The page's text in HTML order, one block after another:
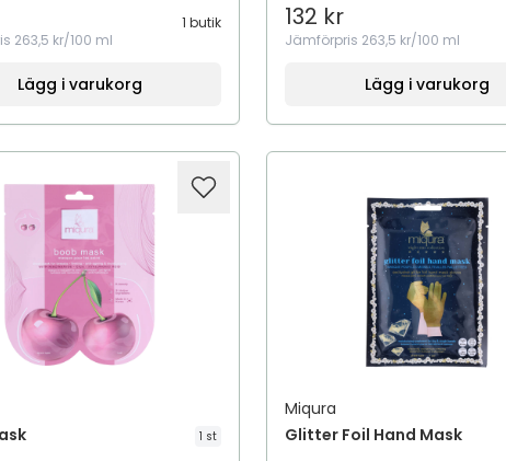
1 butik
263,5 kr/100 ml
Lägg i varukorg
132 kr
Jämförpris 263,5 kr/100 ml
Lägg i varukorg
1 st
Miqura
Glitter Foil Hand Mask